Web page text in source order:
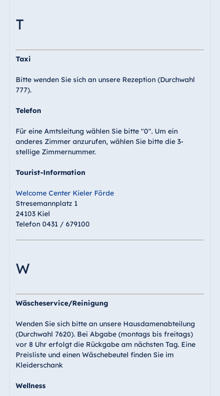
T
Taxi
Bitte wenden Sie sich an unsere Rezeption (Durchwahl
777).
Telefon
Für eine Amtsleitung wählen Sie bitte "0". Um ein
anderes Zimmer anzurufen, wählen Sie bitte die 3-
stellige Zimmernummer.
Tourist-Information
Welcome Center Kieler Förde
Stresemannplatz 1
24103 Kiel
Telefon 0431 / 679100
W
Wäscheservice/Reinigung
Wenden Sie sich bitte an unsere Hausdamenabteilung
(Durchwahl 7620). Bei Abgabe (montags bis freitags)
vor 8 Uhr erfolgt die Rückgabe am nächsten Tag. Eine
Preisliste und einen Wäschebeutel finden Sie im
Kleiderschank
Wellness